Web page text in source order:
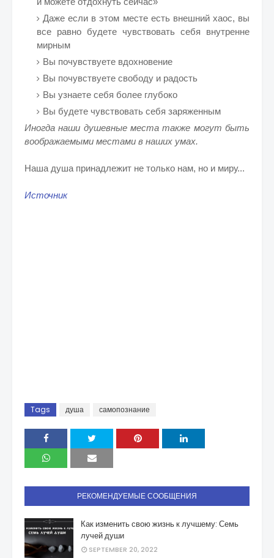
Даже если в этом месте есть внешний хаос, вы
все равно будете чувствовать себя внутренне
мирным
Вы почувствуете вдохновение
Вы почувствуете свободу и радость
Вы узнаете себя более глубоко
Вы будете чувствовать себя заряженным
Иногда наши душевные места также могут быть
воображаемыми местами в наших умах.
Наша душа принадлежит не только нам, но и миру...
Источник
Tags душа самопознание
РЕКОМЕНДУЕМЫЕ СООБЩЕНИЯ
Как изменить свою жизнь к лучшему: Семь
лучей души
SEPTEMBER 20, 2022